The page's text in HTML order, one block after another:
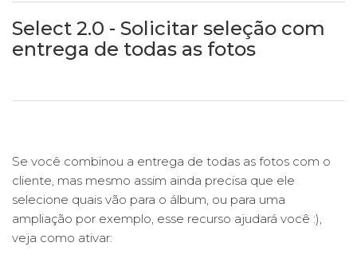
Select 2.0 - Venda de fotos em galeria pública
Select 2.0 - Entregar todas as fotos em alta
Select 2.0 - Venda de foto produtos
Select 2.0 - Venda de fotos adicionais na seleção
Select 2.0 - Solicitar seleção com entrega de fotos após
pagamento
Select 2.0 - Solicitar seleção com
entrega de todas as fotos
Se você combinou a entrega de todas as fotos com o
cliente, mas mesmo assim ainda precisa que ele
selecione quais vão para o álbum, ou para uma
ampliação por exemplo, esse recurso ajudará você :),
veja como ativar: